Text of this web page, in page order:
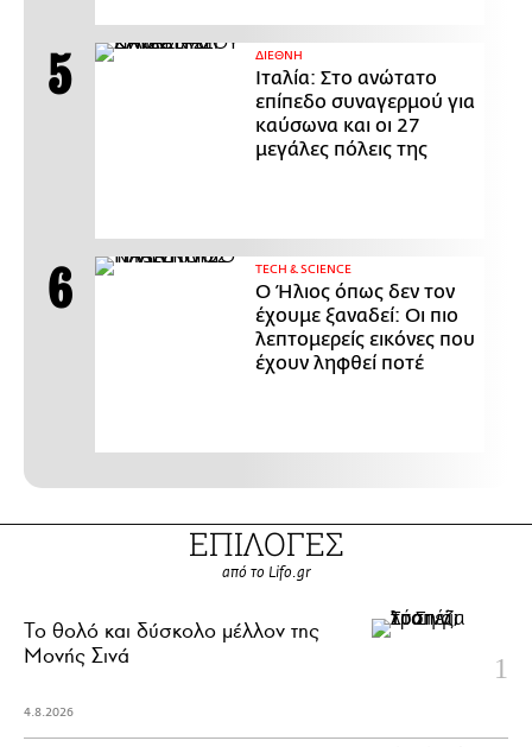
ΔΙΕΘΝΗ
Ιταλία: Στο ανώτατο
επίπεδο συναγερμού για
καύσωνα και οι 27
μεγάλες πόλεις της
ΤECH & SCIENCE
Ο Ήλιος όπως δεν τον
έχουμε ξαναδεί: Οι πιο
λεπτομερείς εικόνες που
έχουν ληφθεί ποτέ
ΕΠΙΛΟΓΕΣ
από το Lifo.gr
Το θολό και δύσκολο μέλλον της
Μονής Σινά
4.8.2026